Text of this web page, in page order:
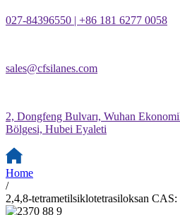
027-84396550 | +86 181 6277 0058
sales@cfsilanes.com
2, Dongfeng Bulvarı, Wuhan
Bölgesi, Hubei Eyaleti
Home
/
2,4,8-tetrametilsiklotetrasiloksan